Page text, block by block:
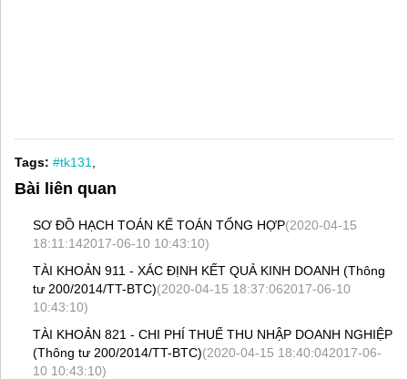
Tags: #tk131
Bài liên quan
SƠ ĐỒ HẠCH TOÁN KẾ TOÁN TỔNG HỢP(2020-04-15
18:11:142017-06-10 10:43:10)
TÀI KHOẢN 911 - XÁC ĐỊNH KẾT QUẢ KINH DOANH (Thông
tư 200/2014/TT-BTC)(2020-04-15 18:37:062017-06-10
10:43:10)
TÀI KHOẢN 821 - CHI PHÍ THUẾ THU NHẬP DOANH NGHIỆP
(Thông tư 200/2014/TT-BTC)(2020-04-15 18:40:042017-06-
10 10:43:10)